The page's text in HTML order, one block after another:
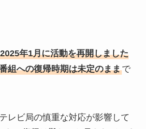
2025年1月に活動を再開しました
組への復帰時期は未定のままで
レビ局の慎重な対応が影響して